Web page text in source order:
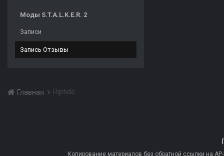
Моды S.T.A.L.K.E.R. 2
Записи
Запись Отзывы
Главная Riptide
Копирование материалов без обратной ссылки на